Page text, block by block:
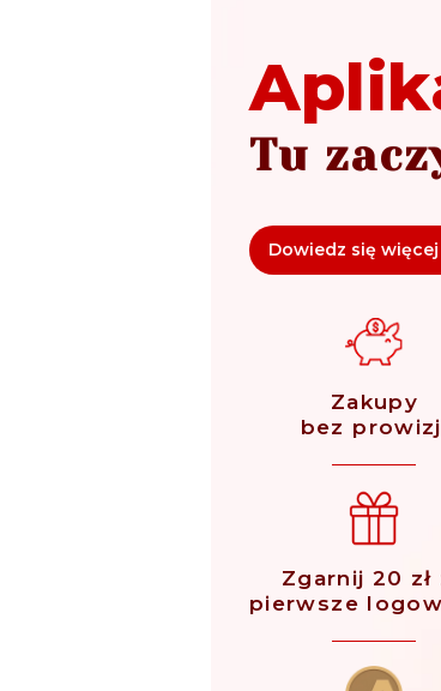
Tu
Dowiedz się więcej
Zakupy
bez
Zgarnij 20 zł
pierwsze